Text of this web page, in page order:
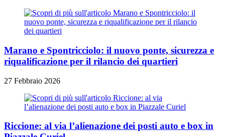
Marano e Spontricciolo: il nuovo ponte, sicurezza e
riqualificazione per il rilancio dei quartieri
27 Febbraio 2026
Riccione: al via l’alienazione dei posti auto e box in